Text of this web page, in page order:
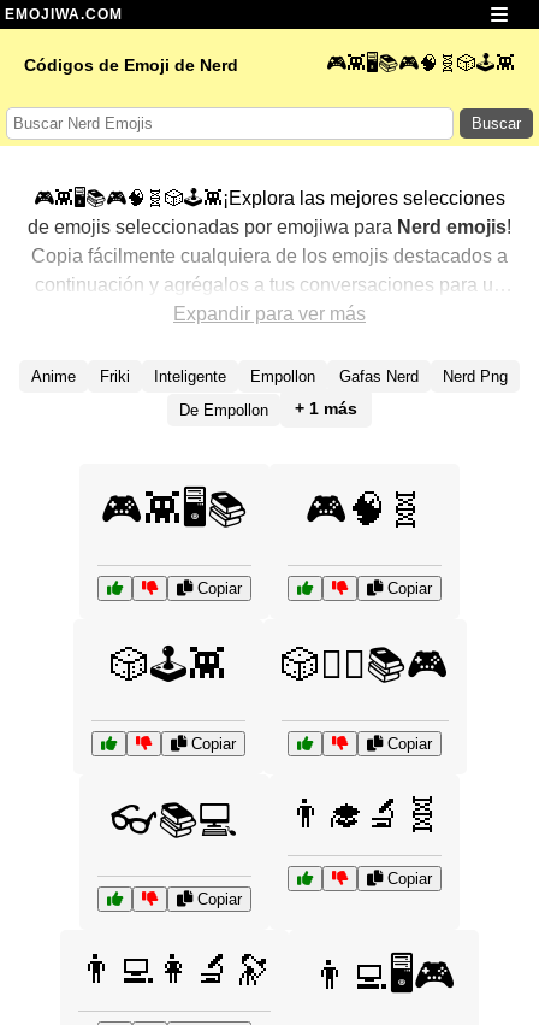
EMOJIWA.COM
Códigos de Emoji de Nerd 🎮👾🖥️📚🎮🧠🧬🎲🕹️👾
Buscar
🎮👾🖥️📚🎮🧠🧬🎲🕹️👾¡Explora las mejores selecciones
de emojis seleccionadas por emojiwa para Nerd emojis!
Copia fácilmente cualquiera de los emojis destacados a
continuación y agrégalos a tus conversaciones para un
toque personalizado. Hemos seleccionado una variedad
populares. ¿Buscas más? Explora otras categorías para
descubrir aún más formas de expresar
Expandir para ver más
Anime Friki Inteligente Empollon Gafas Nerd
Nerd Png
De Empollon
+ 1 más
🎮👾🖥️📚
Copiar
🎮🧠🧬
Copiar
🎲🕹️👾
Copiar
🎲🧙‍♂️📚🎮
Copiar
👓📚💻
Copiar
👨‍🎓🔬🧬
Copiar
👨‍💻👩‍🔬🔭 👨‍💻🖥️🎮